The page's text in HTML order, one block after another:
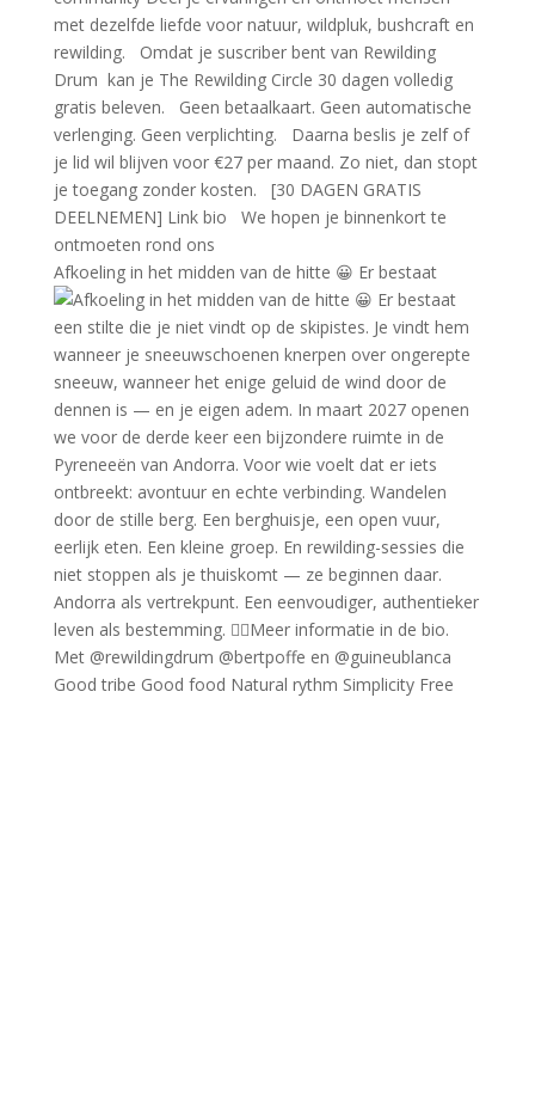
Afkoeling in het midden van de hitte 😀 Er bestaat
Good tribe Good food Natural rythm Simplicity Free